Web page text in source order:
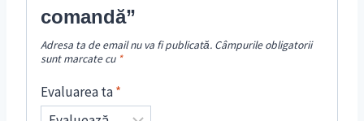
comandă”
Adresa ta de email nu va fi publicată. Câmpurile obligatorii
sunt marcate cu *
Evaluarea ta*